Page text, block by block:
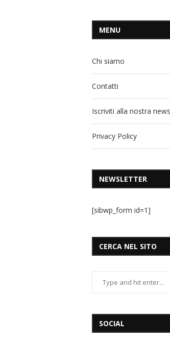
MENU
Chi siamo
Contatti
Iscriviti alla nostra
Privacy Policy
NEWSLETTER
[sibwp_form id=1]
CERCA NEL SITO
SOCIAL